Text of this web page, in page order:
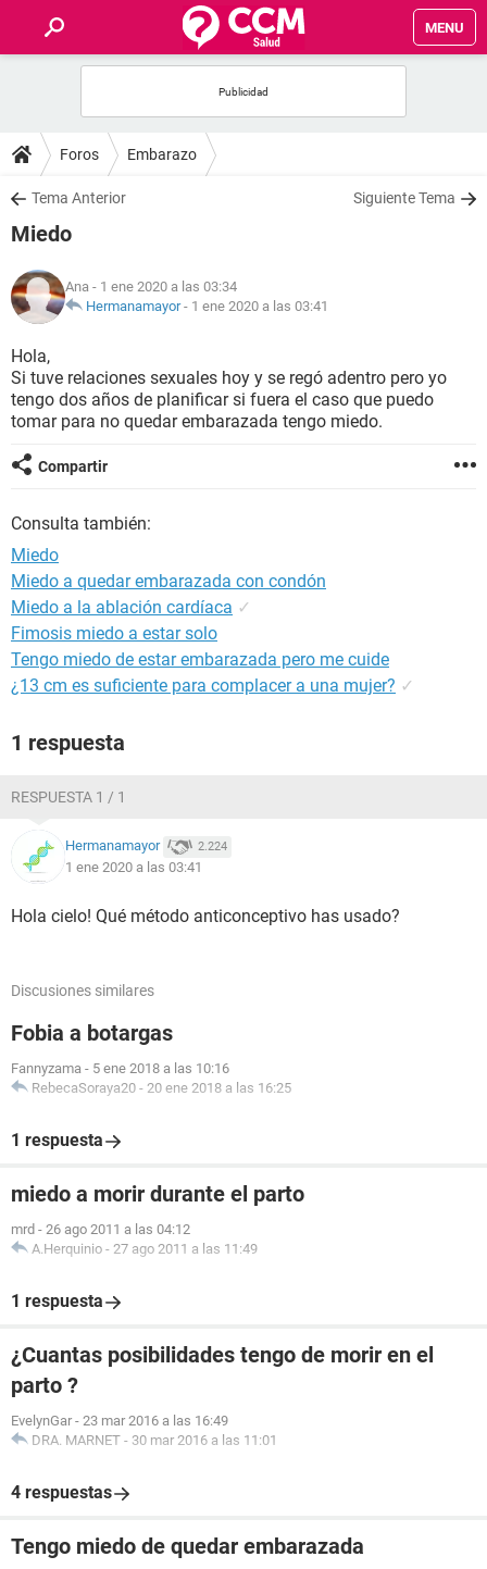
MENU
FOROS
SALUD
NUTRICIÓN
BIENESTAR
SEXUALIDAD
GLOSARIO
Foros Embarazo
Tema Anterior Siguiente Tema
Miedo
Ana - 1 ene 2020 a las 03:34
Hermanamayor- 1 ene 2020 a las 03:41
Hola,
Si tuve relaciones sexuales hoy y se regó adentro pero yo
tengo dos años de planificar si fuera el caso que puedo
tomar para no quedar embarazada tengo miedo.
Compartir
Consulta también:
Miedo
Miedo a quedar embarazada con condón
Miedo a la ablación cardíaca ✓
Fimosis miedo a estar solo
Tengo miedo de estar embarazada pero me cuide
¿13 cm es suficiente para complacer a una mujer? ✓
1 respuesta
RESPUESTA 1 / 1
Hermanamayor 2.224
1 ene 2020 a las 03:41
Hola cielo! Qué método anticonceptivo has usado?
Discusiones similares
Fobia a botargas
Fannyzama - 5 ene 2018 a las 10:16
RebecaSoraya20 - 20 ene 2018 a las 16:25
1 respuesta
miedo a morir durante el parto
mrd - 26 ago 2011 a las 04:12
A.Herquinio - 27 ago 2011 a las 11:49
1 respuesta
¿Cuantas posibilidades tengo de morir en el
parto ?
EvelynGar - 23 mar 2016 a las 16:49
DRA. MARNET - 30 mar 2016 a las 11:01
4 respuestas
Tengo miedo de quedar embarazada